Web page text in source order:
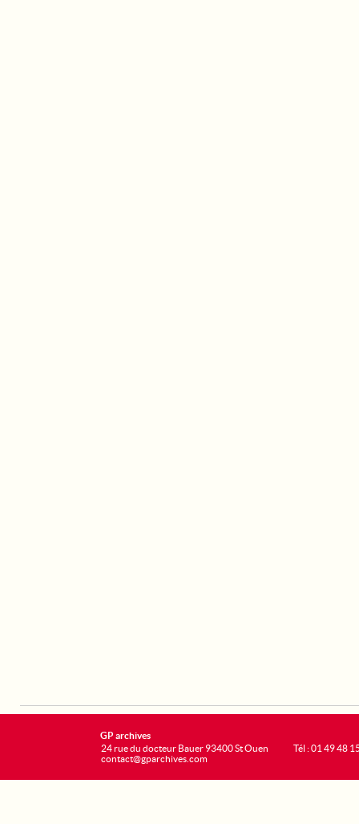
GP archives
24 rue du docteur Bauer 93400 St Ouen
contact@gparchives.com
Tél : 01 49 48